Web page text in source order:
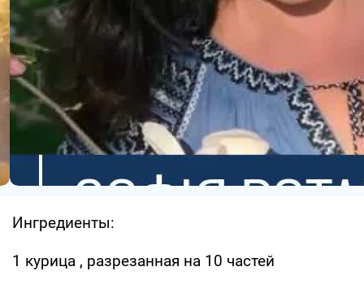
Ингредиенты:
1 курица , разрезанная на 10 частей